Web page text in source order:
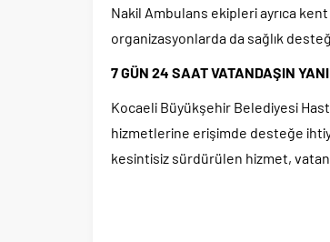
Nakil Ambulans ekipleri ayrıca
organizasyonlarda da sağlık
7 GÜN 24 SAAT VATANDAŞIN
Kocaeli Büyükşehir Belediyesi
hizmetlerine erişimde desteğe
kesintisiz sürdürülen hizmet,